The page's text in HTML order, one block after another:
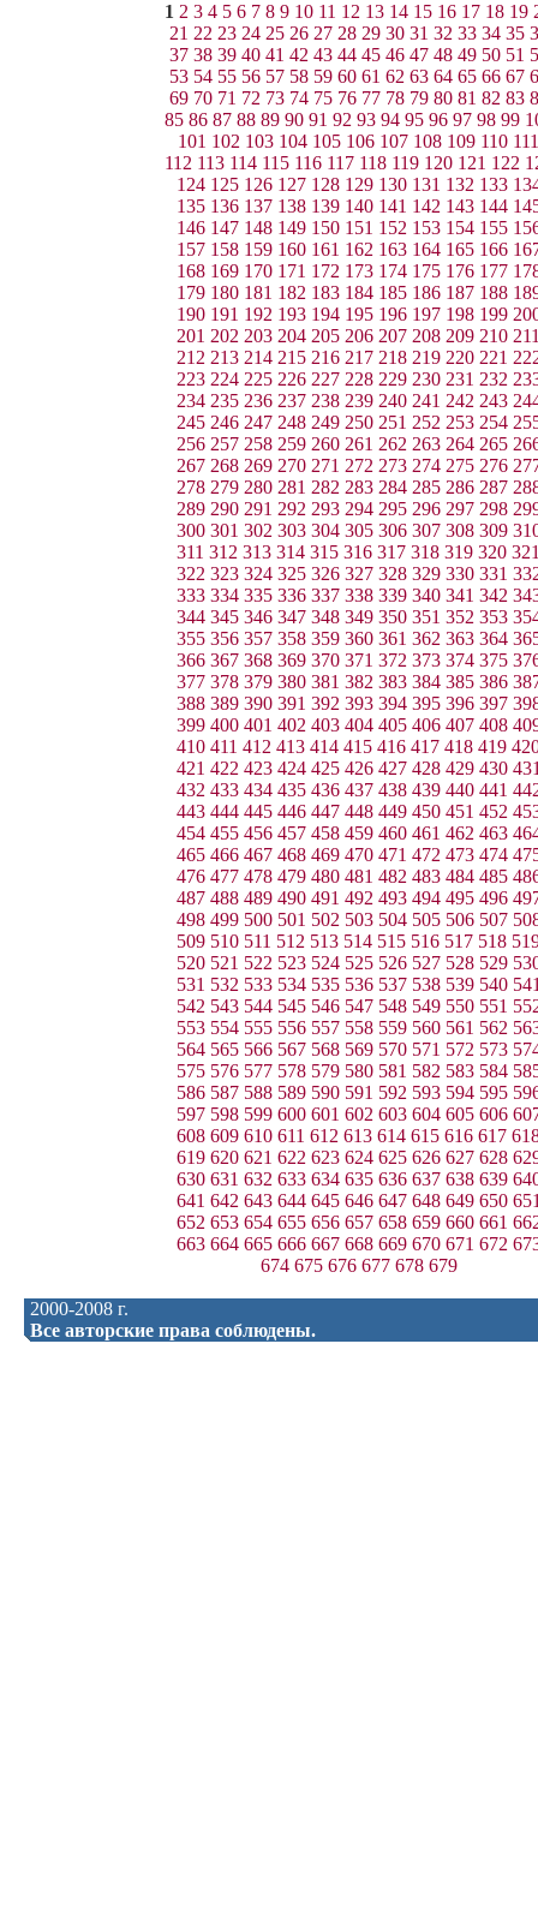
1 2 3 4 5 6 7 8 9 10 11 12 13 14 15 16 17 18 19
21 22 23 24 25 26 27 28 29 30 31 32 33 34 35
37 38 39 40 41 42 43 44 45 46 47 48 49 50 51
53 54 55 56 57 58 59 60 61 62 63 64 65 66 67
69 70 71 72 73 74 75 76 77 78 79 80 81 82 83
85 86 87 88 89 90 91 92 93 94 95 96 97 98 99
101 102 103 104 105 106 107 108 109 110 111
112 113 114 115 116 117 118 119 120 121 122
124 125 126 127 128 129 130 131 132 133
135 136 137 138 139 140 141 142 143 144
146 147 148 149 150 151 152 153 154 155
157 158 159 160 161 162 163 164 165 166
168 169 170 171 172 173 174 175 176 177
179 180 181 182 183 184 185 186 187 188
190 191 192 193 194 195 196 197 198 199
201 202 203 204 205 206 207 208 209 210
212 213 214 215 216 217 218 219 220 221
223 224 225 226 227 228 229 230 231 232
234 235 236 237 238 239 240 241 242 243
245 246 247 248 249 250 251 252 253 254
256 257 258 259 260 261 262 263 264 265
267 268 269 270 271 272 273 274 275 276
278 279 280 281 282 283 284 285 286 287
289 290 291 292 293 294 295 296 297 298
300 301 302 303 304 305 306 307 308 309
311 312 313 314 315 316 317 318 319 320
322 323 324 325 326 327 328 329 330 331
333 334 335 336 337 338 339 340 341 342
344 345 346 347 348 349 350 351 352 353
355 356 357 358 359 360 361 362 363 364
366 367 368 369 370 371 372 373 374 375
377 378 379 380 381 382 383 384 385 386
388 389 390 391 392 393 394 395 396 397
399 400 401 402 403 404 405 406 407 408
410 411 412 413 414 415 416 417 418 419
421 422 423 424 425 426 427 428 429 430
432 433 434 435 436 437 438 439 440 441
443 444 445 446 447 448 449 450 451 452
454 455 456 457 458 459 460 461 462 463
465 466 467 468 469 470 471 472 473 474
476 477 478 479 480 481 482 483 484 485
487 488 489 490 491 492 493 494 495 496
498 499 500 501 502 503 504 505 506 507
509 510 511 512 513 514 515 516 517 518
520 521 522 523 524 525 526 527 528 529
531 532 533 534 535 536 537 538 539 540
542 543 544 545 546 547 548 549 550 551
553 554 555 556 557 558 559 560 561 562
564 565 566 567 568 569 570 571 572 573
575 576 577 578 579 580 581 582 583 584
586 587 588 589 590 591 592 593 594 595
597 598 599 600 601 602 603 604 605 606
608 609 610 611 612 613 614 615 616 617
619 620 621 622 623 624 625 626 627 628
630 631 632 633 634 635 636 637 638 639
641 642 643 644 645 646 647 648 649 650
652 653 654 655 656 657 658 659 660 661
663 664 665 666 667 668 669 670 671 672
674 675 676 677 678 679
2000-2008 г.
Все авторские права соблюдены.